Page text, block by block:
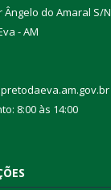
do Amaral S/N
- AM
8:00 às 14:00